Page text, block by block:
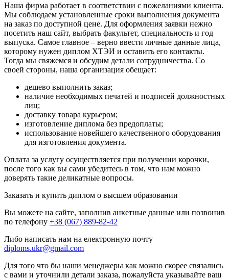
Наша фирма работает в соответствии с пожеланиями клиента.
Мы соблюдаем установленные сроки выполнения документа
на заказ по доступной цене. Для оформления заявки нежно
посетить наш сайт, выбрать факультет, специальность и год
выпуска. Самое главное – верно ввести личные данные лица,
которому нужен диплом ХТЭИ и оставить его контакты.
Тогда мы свяжемся и обсудим детали сотрудничества. Со
своей стороны, наша организация обещает:
дешево выполнить заказ;
наличие необходимых печатей и подписей должностных
лиц;
доставку товара курьером;
изготовление диплома без предоплаты;
использование новейшего качественного оборудования
для изготовления документа.
Оплата за услугу осуществляется при получении корочки,
после того как вы сами убедитесь в том, что нам можно
доверять такие деликатные вопросы.
Заказать и купить диплом о высшем образовании
Вы можете на сайте, заполнив анкетные данные или позвонив
по телефону +38 (067) 889-82-42
Либо написать нам на електронную почту
diploms.ukr@gmail.com
Для того что бы наши менеджеры как можно скорее связались
с вами и уточнили детали заказа, пожалуйста указывайте ваш